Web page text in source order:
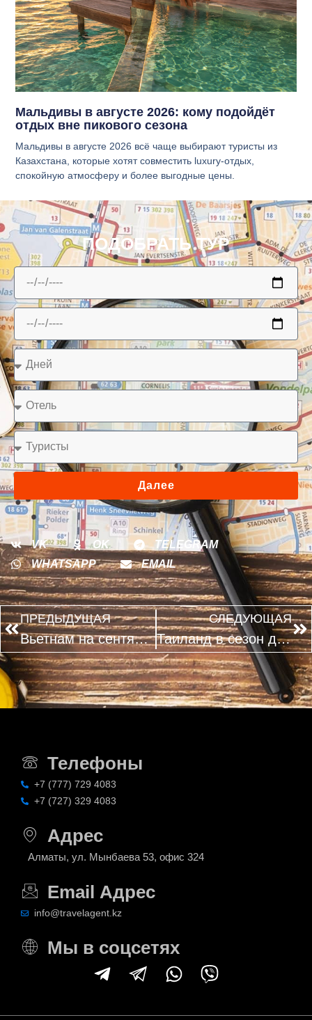
Мальдивы в августе 2026: кому подойдёт
отдых вне пикового сезона
Мальдивы в августе 2026 всё чаще выбирают туристы из
Казахстана, которые хотят совместить luxury-отдых,
спокойную атмосферу и более выгодные цены.
ПОДОБРАТЬ ТУР
Далее
VK OK
TELEGRAM
WHATSAPP
EMAIL
ПРЕДЫДУЩАЯ
Вьетнам на сентябрь 2026: когда покупать тур, чтобы выбрать лучшие варианты
СЛЕДУЮЩАЯ
Таиланд в сезон дождей: где осадки минимальны и можно купаться
Телефоны
+7 (777) 729 4083
+7 (727) 329 4083
Адрес
Алматы, ул. Мынбаева 53, офис 324
Email Адрес
info@travelagent.kz
Мы в соцсетях